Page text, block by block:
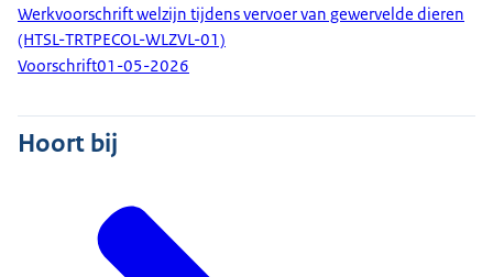
Werkvoorschrift welzijn tijdens vervoer van gewervelde dieren
(HTSL-TRTPECOL-WLZVL-01)
Voorschrift01-05-2026
Hoort bij